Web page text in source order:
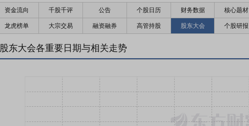
资金流向 千股千评 公告 个股日历 财务数据 核心题材
龙虎榜单 大宗交易 融资融券 高管持股 股东大会 个股研报
股东大会各重要日期与相关走势